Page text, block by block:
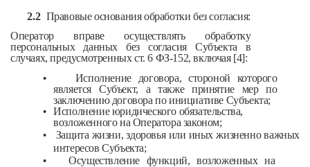
2.2 Правовые основания обработки без согласия:
Оператор вправе осуществлять обработку
персональных данных без согласия Субъекта в
случаях, предусмотренных ст. 6 ФЗ-152, включая [4]:
•
Исполнение договора, стороной которого
является Субъект, а также принятие мер по
заключению договора по инициативе Субъекта;
•
Исполнение юридического обязательства,
возложенного на Оператора законом;
•
Защита жизни, здоровья или иных жизненно важных
интересов Субъекта;
•
Осуществление функций, возложенных на